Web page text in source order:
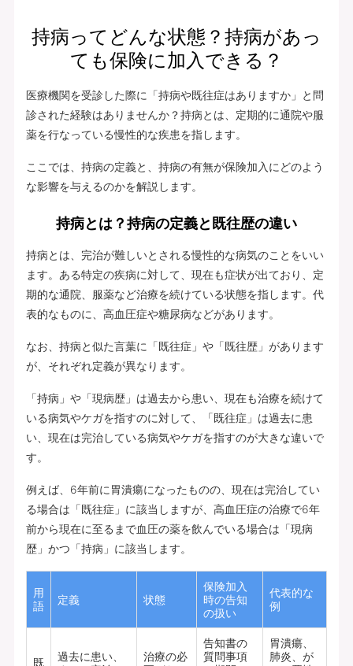
持病ってどんな状態？持病があっ
ても保険に加入できる？
医療機関を受診した際に「持病や既往症はありますか」と問
診された経験はありませんか？持病とは、定期的に通院や服
薬を行なっている慢性的な疾患を指します。
ここでは、持病の定義と、持病の有無が保険加入にどのよう
な影響を与えるのかを解説します。
持病とは？持病の定義と既往歴の違い
持病とは、完治が難しいとされる慢性的な病気のことをいい
ます。ある特定の疾病に対して、現在も症状が出ており、定
期的な通院、服薬など治療を続けている状態を指します。代
表的なものに、高血圧症や糖尿病などがあります。
なお、持病と似た言葉に「既往症」や「既往歴」があります
が、それぞれ定義が異なります。
「持病」や「現病歴」は過去から患い、現在も治療を続けて
いる病気やケガを指すのに対して、「既往症」は過去に患
い、現在は完治している病気やケガを指すのが大きな違いで
す。
例えば、6年前に胃潰瘍になったものの、現在は完治してい
る場合は「既往症」に該当しますが、高血圧症の治療で6年
前から現在に至るまで血圧の薬を飲んでいる場合は「現病
歴」かつ「持病」に該当します。
用
語
定義 状態
保険加入
時の告知
の扱い
代表的な
例
既
過去に患い、
治療の必
告知書の
質問事項
胃潰瘍、
肺炎、が